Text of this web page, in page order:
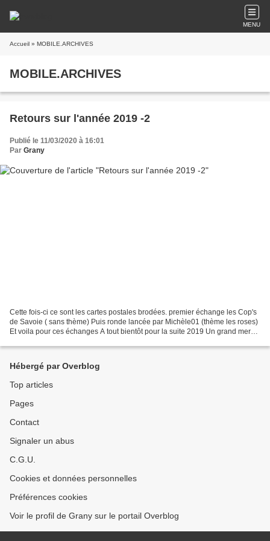
MENU
Accueil » MOBILE.ARCHIVES
MOBILE.ARCHIVES
Retours sur l'année 2019 -2
Publié le 11/03/2020 à 16:01
Par Grany
Cette fois-ci ce sont les cartes postales brodées. premier échange les Cop's
de Savoie ( sans thème) Puis ronde lancée par Michèle01 (thème les roses)
Et voila pour ces échanges A tout bientôt pour la suite 2019 Un grand merci
Hébergé par Overblog
Top articles
Pages
Contact
Signaler un abus
C.G.U.
Cookies et données personnelles
Préférences cookies
Voir le profil de Grany sur le portail Overblog